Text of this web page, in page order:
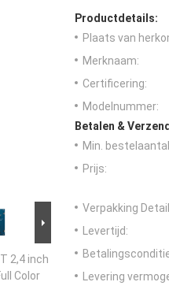
2,4 inch
Color
Productdetails:
Plaats van
Merknaam:
Certificering:
Modelnummer:
Betalen &
Min.
Prijs:
Verpakking
Levertijd:
Levering